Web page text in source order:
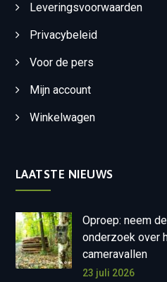
Leveringsvoorwaarden
Privacybeleid
Voor de pers
Mijn account
Winkelwagen
LAATSTE NIEUWS
Oproep: neem
onderzoek over
cameravallen
23 juli 2026